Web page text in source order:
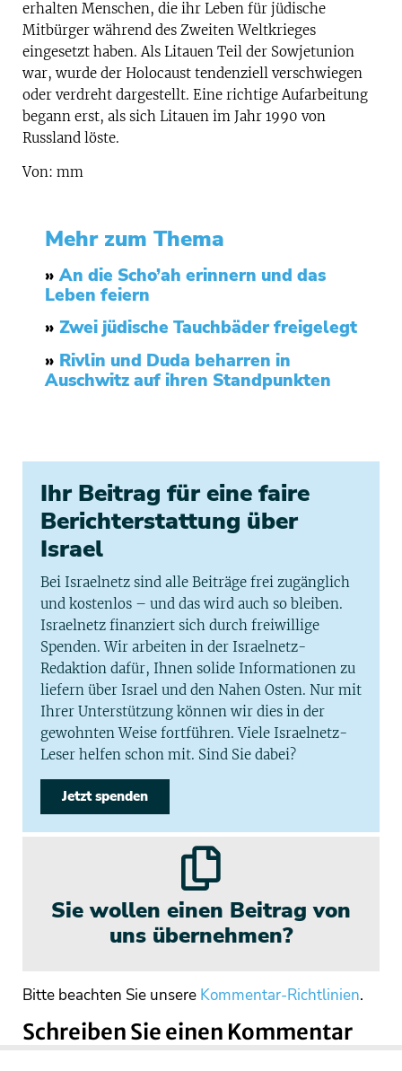
erhalten Menschen, die ihr Leben für jüdische
Mitbürger während des Zweiten Weltkrieges
eingesetzt haben. Als Litauen Teil der Sowjetunion
war, wurde der Holocaust tendenziell verschwiegen
oder verdreht dargestellt. Eine richtige Aufarbeitung
begann erst, als sich Litauen im Jahr 1990 von
Russland löste.
Von: mm
Mehr zum Thema
»An die Scho’ah erinnern und das
Leben feiern
» Zwei jüdische Tauchbäder freigelegt
» Rivlin und Duda beharren in
Auschwitz auf ihren Standpunkten
Ihr Beitrag für eine faire
Berichterstattung über
Israel
Bei Israelnetz sind alle Beiträge frei zugänglich
und kostenlos – und das wird auch so bleiben.
Israelnetz finanziert sich durch freiwillige
Spenden. Wir arbeiten in der Israelnetz-
Redaktion dafür, Ihnen solide Informationen zu
liefern über Israel und den Nahen Osten. Nur mit
Ihrer Unterstützung können wir dies in der
gewohnten Weise fortführen. Viele Israelnetz-
Leser helfen schon mit. Sind Sie dabei?
Jetzt spenden
Sie wollen einen Beitrag von
uns übernehmen?
Bitte beachten Sie unsere Kommentar-Richtlinien.
Schreiben Sie einen Kommentar